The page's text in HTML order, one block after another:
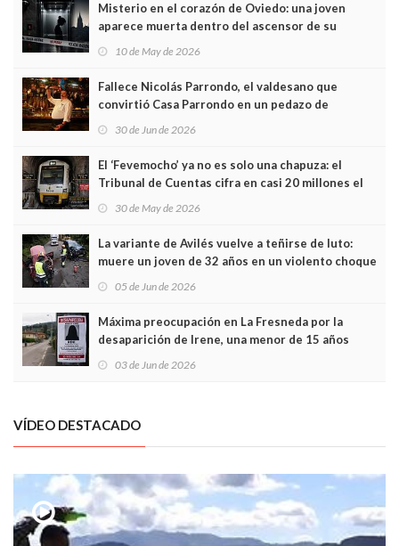
Misterio en el corazón de Oviedo: una joven
aparece muerta dentro del ascensor de su
edificio y las cámaras captan sus últimos minutos
10 de May de 2026
Fallece Nicolás Parrondo, el valdesano que
convirtió Casa Parrondo en un pedazo de
Asturias en Madrid
30 de Jun de 2026
El ‘Fevemocho’ ya no es solo una chapuza: el
Tribunal de Cuentas cifra en casi 20 millones el
sobrecoste de los trenes que no cabían por los
30 de May de 2026
La variante de Avilés vuelve a teñirse de luto:
muere un joven de 32 años en un violento choque
frontal
05 de Jun de 2026
Máxima preocupación en La Fresneda por la
desaparición de Irene, una menor de 15 años
03 de Jun de 2026
VÍDEO DESTACADO